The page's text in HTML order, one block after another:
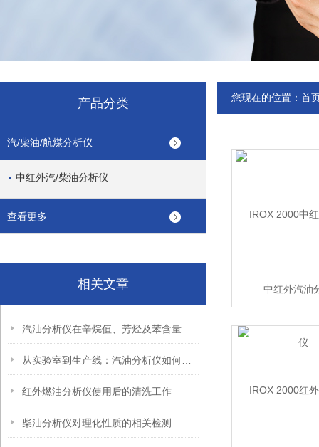
产品分类
汽/柴油/航煤分析仪
中红外汽/柴油分析仪
查看更多
相关文章
红外燃油分析仪使用后的清洗工作
柴油分析仪对理化性质的相关检测
您现在的位置： 首
中红外汽油